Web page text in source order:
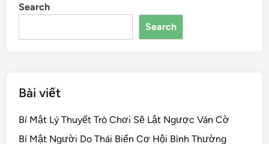
o
o
n s
Search
Search
Bài viết
Bí Mật Lý Thuyết Trò Chơi Sẽ Lật Ngược Ván Cờ
Bí Mật Người Do Thái Biến Cơ Hội Bình Thường